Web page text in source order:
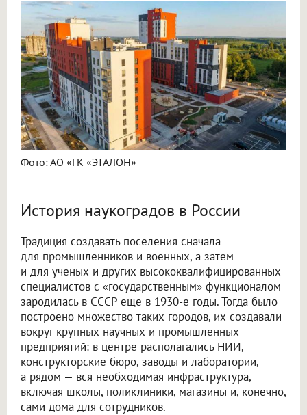
Фото: АО «ГК «ЭТАЛОН»
История наукоградов в России
Традиция создавать поселения сначала
для промышленников и военных, а затем
и для ученых и других высококвалифицированных
специалистов с «государственным» функционалом
зародилась в СССР еще в 1930-е годы. Тогда было
построено множество таких городов, их создавали
вокруг крупных научных и промышленных
предприятий: в центре располагались НИИ,
конструкторские бюро, заводы и лаборатории,
а рядом — вся необходимая инфраструктура,
включая школы, поликлиники, магазины и, конечно,
сами дома для сотрудников.